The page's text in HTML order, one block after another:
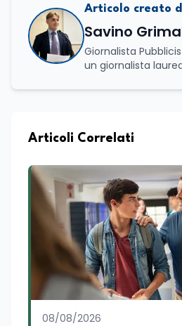
Articolo creato
Savino
Giornalista
un giornalista
maturata nel
professionale,
attive del lavoro e
legano istruzione,
sviluppo delle
preparazione
affianca una
lettura e per il
arricchiscono il
culturale. Spazia
diverse tematiche,
proprio punto di
sensibilità e spirito
Articoli Correlati
08/08/2026